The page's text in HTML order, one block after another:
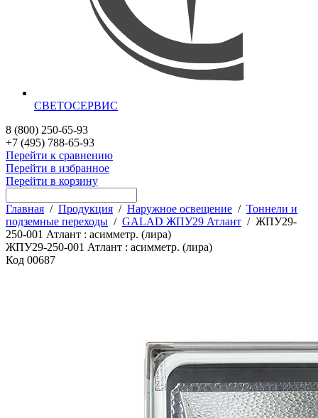
СВЕТОСЕРВИС
8 (800) 250-65-93
+7 (495) 788-65-93
Перейти к сравнению
Перейти в избранное
Перейти в корзину
Главная / Продукция / Наружное освещение / Тоннели и
подземные переходы / GALAD ЖПУ29 Атлант / ЖПУ29-
250-001 Атлант : асимметр. (лира)
ЖПУ29-250-001 Атлант : асимметр. (лира)
Код 00687